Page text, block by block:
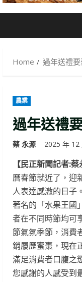
Home 過年送禮要
農業
過年送禮
蔡 永源 2025 年 12
【民正新聞記者:
曆春節就近了，迎
人表達感激的日子
著名的「水果王國
者在不同時節均可
節氣氛季節，消費
銷履歷蜜棗，現在
滿足消費者口腹之
您感謝的人感受到